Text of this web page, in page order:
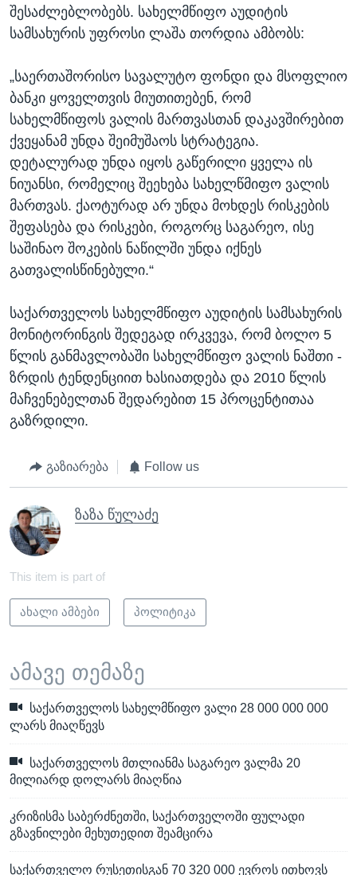
შესაძლებლობებს. სახელმწიფო აუდიტის
სამსახურის უფროსი ლაშა თორდია ამბობს:
„საერთაშორისო სავალუტო ფონდი და მსოფლიო
ბანკი ყოველთვის მიუთითებენ, რომ
სახელმწიფოს ვალის მართვასთან დაკავშირებით
ქვეყანამ უნდა შეიმუშაოს სტრატეგია.
დეტალურად უნდა იყოს გაწერილი ყველა ის
ნიუანსი, რომელიც შეეხება სახელწმიფო ვალის
მართვას. ქაოტურად არ უნდა მოხდეს რისკების
შეფასება და რისკები, როგორც საგარეო, ისე
საშინაო შოკების ნაწილში უნდა იქნეს
გათვალისწინებული.“
საქართველოს სახელმწიფო აუდიტის სამსახურის
მონიტორინგის შედეგად ირკვევა, რომ ბოლო 5
წლის განმავლობაში სახელმწიფო ვალის ნაშთი -
ზრდის ტენდენციით ხასიათდება და 2010 წლის
მაჩვენებელთან შედარებით 15 პროცენტითაა
გაზრდილი.
გაზიარება Follow us
ზაზა წულაძე
This item is part of
ახალი ამბები პოლიტიკა
ამავე თემაზე
საქართველოს სახელმწიფო ვალი 28 000 000 000
ლარს მიაღწევს
საქართველოს მთლიანმა საგარეო ვალმა 20
მილიარდ დოლარს მიაღწია
კრიზისმა საბერძნეთში, საქართველოში ფულადი
გზავნილები მეხუთედით შეამცირა
საქართველო რუსეთისგან 70 320 000 ევროს ითხოვს